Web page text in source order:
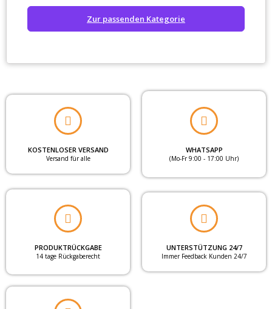
Zur passenden Kategorie
KOSTENLOSER VERSAND
Versand für alle
WHATSAPP
(Mo-Fr 9:00 - 17:00 Uhr)
PRODUKTRÜCKGABE
14 tage Rückgaberecht
UNTERSTÜTZUNG 24/7
Immer Feedback Kunden 24/7